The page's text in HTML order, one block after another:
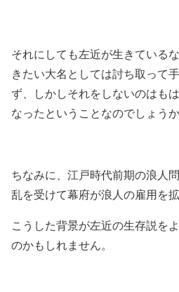
それにしても左近が生きている
きたい大名としては討ち取って
ず、しかしそれをしないのはも
なったということなのでしょう
ちなみに、江戸時代前期の浪人
乱を受けて幕府が浪人の雇用を
こうした背景が左近の生存説を
のかもしれません。